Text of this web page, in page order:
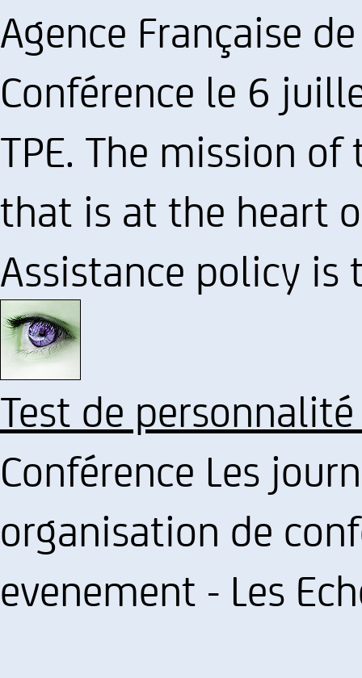
Agence Française
Conférence le 6
TPE. The mission
that is at the heart
Assistance policy
Test de
Conférence Les
organisation de
evenement - Les